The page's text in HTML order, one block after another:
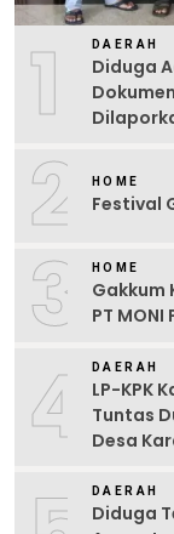
1 DAERAH
Diduga
2 HOME
Festival
3 HOME
Gakkum
PT
4 DAERAH
LP-KPK
Tuntas
Desa
DAERAH
Diduga